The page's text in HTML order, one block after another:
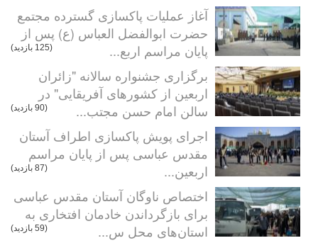
آغاز عملیات پاکسازی گسترده مجتمع
حضرت ابوالفضل العباس (ع) پس از
پایان مراسم اربع...
(125 بازدید)
برگزاری جشنواره سالانه "زائران
اربعین از کشورهای آفریقایی" در
سالن امام حسن مجتب...
(90 بازدید)
اجرای پویش پاکسازی اطراف آستان
مقدس عباسی پس از پایان مراسم
اربعین...
(87 بازدید)
اختصاص ناوگان آستان مقدس عباسی
برای بازگرداندن خادمان افتخاری به
استان‌های محل س...
(59 بازدید)